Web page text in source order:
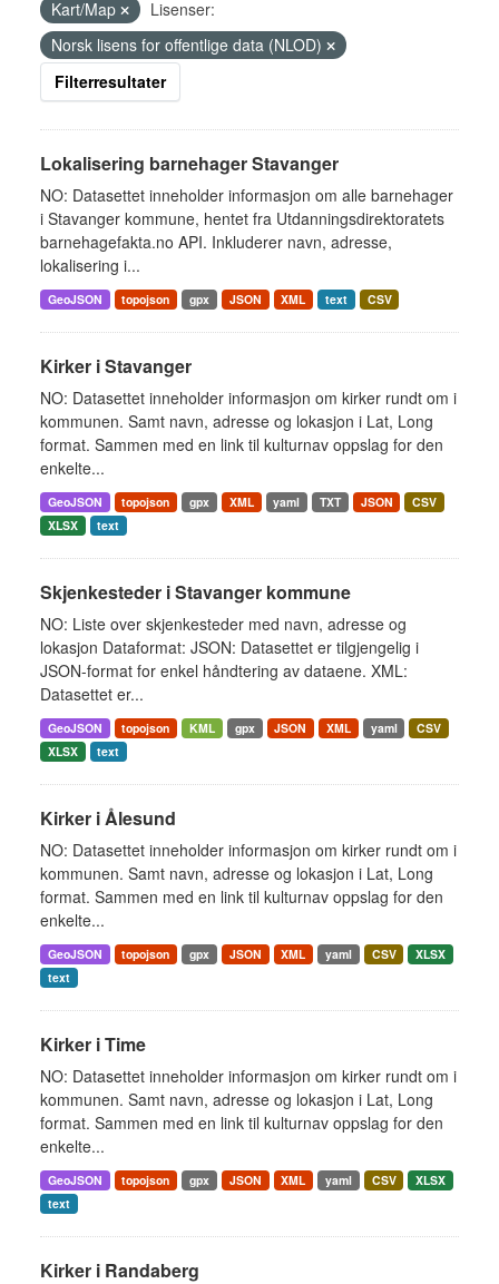
Kart/Map
Lisenser:
Norsk lisens for offentlige data (NLOD)
Filterresultater
Lokalisering barnehager Stavanger
NO: Datasettet inneholder informasjon om alle barnehager
i Stavanger kommune, hentet fra Utdanningsdirektoratets
barnehagefakta.no API. Inkluderer navn, adresse,
lokalisering i...
GeoJSON topojson gpx JSON XML text CSV
Kirker i Stavanger
NO: Datasettet inneholder informasjon om kirker rundt om i
kommunen. Samt navn, adresse og lokasjon i Lat, Long
format. Sammen med en link til kulturnav oppslag for den
enkelte...
GeoJSON topojson gpx XML yaml TXT JSON
CSV
XLSX
text
Skjenkesteder i Stavanger kommune
NO: Liste over skjenkesteder med navn, adresse og
lokasjon Dataformat: JSON: Datasettet er tilgjengelig i
JSON-format for enkel håndtering av dataene. XML:
Datasettet er...
GeoJSON topojson KML gpx JSON XML yaml
CSV
XLSX
text
Kirker i Ålesund
NO: Datasettet inneholder informasjon om kirker rundt om i
kommunen. Samt navn, adresse og lokasjon i Lat, Long
format. Sammen med en link til kulturnav oppslag for den
enkelte...
GeoJSON topojson gpx JSON XML yaml CSV
XLSX
text
Kirker i Time
NO: Datasettet inneholder informasjon om kirker rundt om i
kommunen. Samt navn, adresse og lokasjon i Lat, Long
format. Sammen med en link til kulturnav oppslag for den
enkelte...
GeoJSON topojson gpx JSON XML yaml CSV
XLSX
text
Kirker i Randaberg